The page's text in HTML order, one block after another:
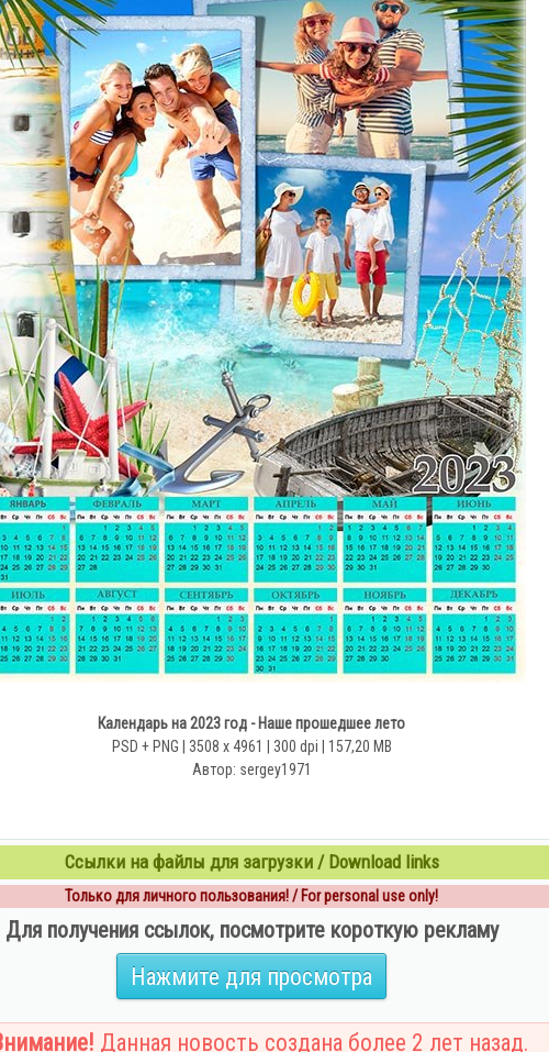
Календарь на 2023 год - Наше прошедшее лето
PSD + PNG | 3508 x 4961 | 300 dpi | 157,20 MB
Автор: sergey1971
Ссылки на файлы для загрузки / Download links
Только для личного пользования! / For personal use only!
Для получения ссылок, посмотрите короткую рекламу
Нажмите для просмотра
Данная новость создана более 2 лет назад.